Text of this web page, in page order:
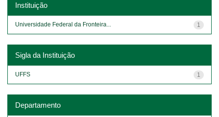
Instituição
1
Universidade Federal da Fronteira...
Sigla da Instituição
1
UFFS
Departamento